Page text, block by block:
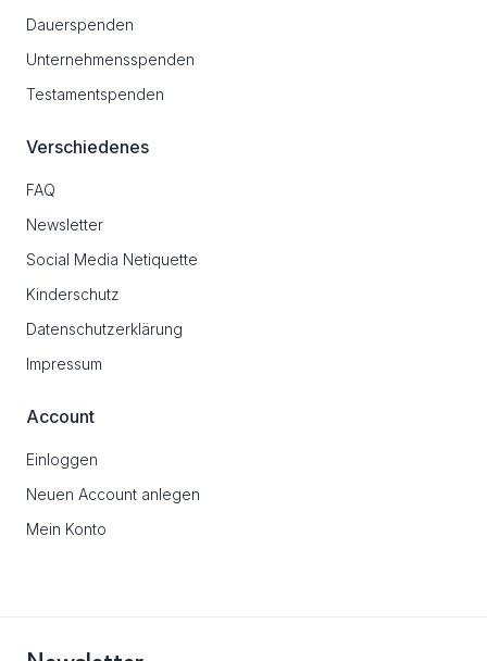
Dauerspenden
Unternehmensspenden
Testamentspenden
Verschiedenes
FAQ
Newsletter
Social Media Netiquette
Kinderschutz
Datenschutzerklärung
Impressum
Account
Einloggen
Neuen Account anlegen
Mein Konto